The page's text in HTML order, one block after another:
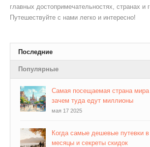
главных достопримечательностях, странах и
Путешествуйте с нами легко и интересно!
Последние
Популярные
Самая посещаемая страна мира
зачем туда едут миллионы
мая 17 2025
Когда самые дешевые путевки
месяцы и секреты скидок